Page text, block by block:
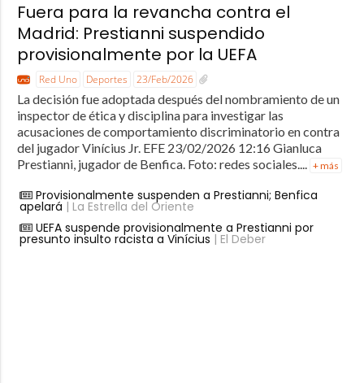
Fuera para la revancha contra el
Madrid: Prestianni suspendido
provisionalmente por la UEFA
Red Uno Deportes 23/Feb/2026
La decisión fue adoptada después del nombramiento de un
inspector de ética y disciplina para investigar las
acusaciones de comportamiento discriminatorio en contra
del jugador Vinícius Jr. EFE 23/02/2026 12:16 Gianluca
Prestianni, jugador de Benfica. Foto: redes sociales.... + más
Provisionalmente suspenden a Prestianni; Benfica
apelará | La Estrella del Oriente
UEFA suspende provisionalmente a Prestianni por
presunto insulto racista a Vinícius | El Deber